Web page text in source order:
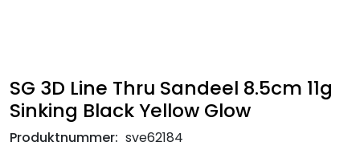
SG 3D Line Thru Sandeel 8.5cm 11g
Sinking Black Yellow Glow
Produktnummer: sve62184